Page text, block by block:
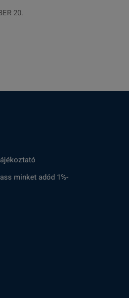
20.
minket adód 1%-